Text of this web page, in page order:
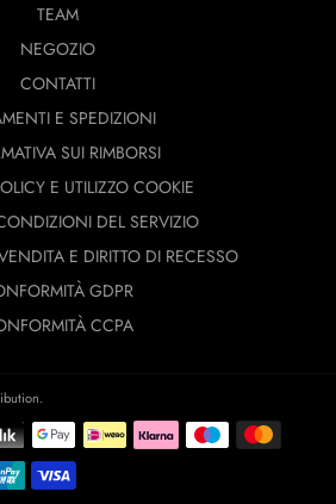
TEAM
NEGOZIO
CONTATTI
E SPEDIZIONI
SUI RIMBORSI
E UTILIZZO COOKIE
DEL SERVIZIO
E DIRITTO DI RECESSO
GDPR
CCPA
.